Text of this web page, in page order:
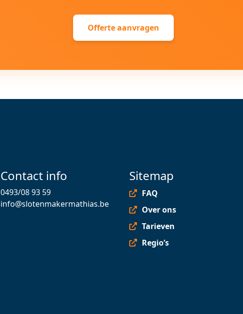
Offerte aanvragen
Contact info
0493/08 93 59
info@slotenmakermathias.be
Sitemap
FAQ
Over ons
Tarieven
Regio’s